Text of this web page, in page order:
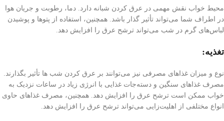
محیط خواب نقش مهمی در عرق کردن شبانه دارد. دما، رطوبت و جریان هوا
در اطراف شما می‌تواند تأثیر گذار باشد. همچنین، استفاده از پتو‌ها و پوشیدن
لباس‌های گرم در شب می‌تواند ترشح عرق را افزایش دهد.
تغذیه:
نوع و میزان غذاهای مصرفی نیز می‌توانند بر عرق کردن شب ها تأثیر بگذارند.
مصرف غذاهای سنگین و دسته‌جات غذایی با انرژی زیاد در ساعات نزدیک به
خواب ممکن است ترشح عرق را افزایش دهد. همچنین، مصرف غذاهای حاوی
انواع مختلفی از اهلیت‌زایی می‌تواند ترشح عرق را افزایش دهد.